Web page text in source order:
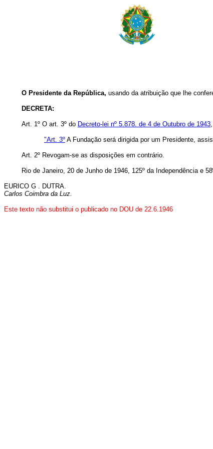
O Presidente da República, usando da atribuição que lhe
DECRETA:
Art. 1º O art. 3º do Decreto-lei nº 5.878. de 4 de Outubro de 1943
"Art. 3º A Fundação será dirigida por um Presidente,
Art. 2º Revogam-se as disposições em contrário.
Rio de Janeiro, 20 de Junho de 1946, 125º da Independência e
EURICO G . DUTRA.
Carlos Coimbra da Luz.
Este texto não substitui o publicado no DOU de 22.6.1946